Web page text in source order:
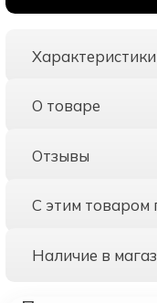
Характеристики
О товаре
Отзывы
С этим товаром
Наличие в